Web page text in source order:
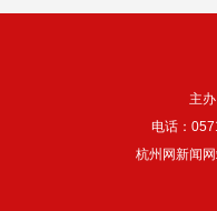
主
电话：
杭州网新闻